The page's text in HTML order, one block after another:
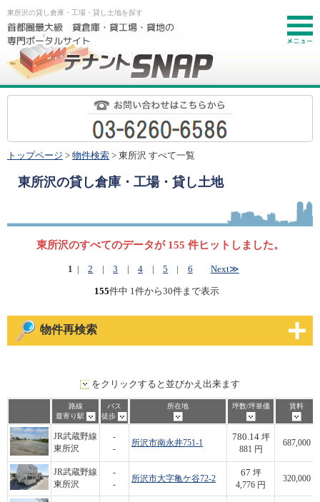
東所沢の貸し倉庫・工場・貸し土地を探す
トップページ > 物件検索 > 東所沢 すべて一覧
東所沢の貸し倉庫・工場・貸し土地
東所沢のすべてのデータが 155 件ヒットしました。
1 2 3 4 5 6 Next≫
155件中 1件から30件まで表示
をクリックすると並びかえ出来ます
路線
最寄り駅
バス
徒歩
所在地 坪数/坪単価 賃料
JR武蔵野線
東所沢
-
-
所沢市南永井751-1
780.14坪
881 円
687,000
JR武蔵野線
東所沢
-
-
所沢市大字亀ケ谷72-2
67 坪
4,776 円
320,000
物件再検索